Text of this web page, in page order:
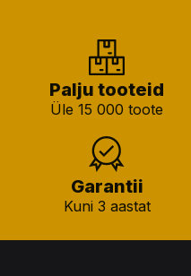
Palju tooteid
Üle 15 000 toote
Garantii
Kuni 3 aastat